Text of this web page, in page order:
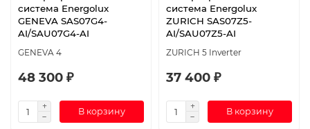
система Energolux
GENEVA SAS07G4-
AI/SAU07G4-AI
GENEVA 4
48 300 ₽
В корзину
система Energolux
ZURICH SAS07Z5-
AI/SAU07Z5-AI
ZURICH 5 Inverter
37 400 ₽
В корзину